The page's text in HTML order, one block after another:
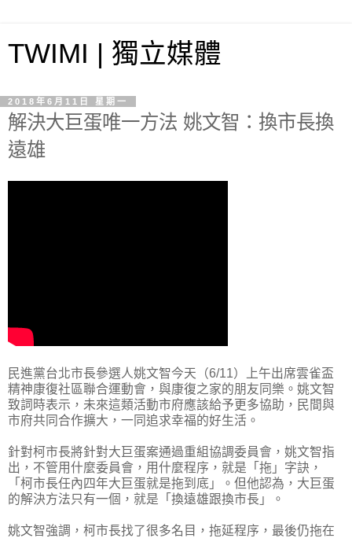
TWIMI | 獨立媒體
2018年6月11日 星期一
解決大巨蛋唯一方法 姚文智：換市長換
遠雄
民進黨台北市長參選人姚文智今天（6/11）上午出席雲雀盃
精神康復社區聯合運動會，與康復之家的朋友同樂。姚文智
致詞時表示，未來這類活動市府應該給予更多協助，民間與
市府共同合作擴大，一同追求幸福的好生活。
針對柯市長將針對大巨蛋案通過重組協調委員會，姚文智指
出，不管用什麼委員會，用什麼程序，就是「拖」字訣，
「柯市長任內四年大巨蛋就是拖到底」。但他認為，大巨蛋
的解決方法只有一個，就是「換遠雄跟換市長」。
姚文智強調，柯市長找了很多名目，拖延程序，最後仍拖在